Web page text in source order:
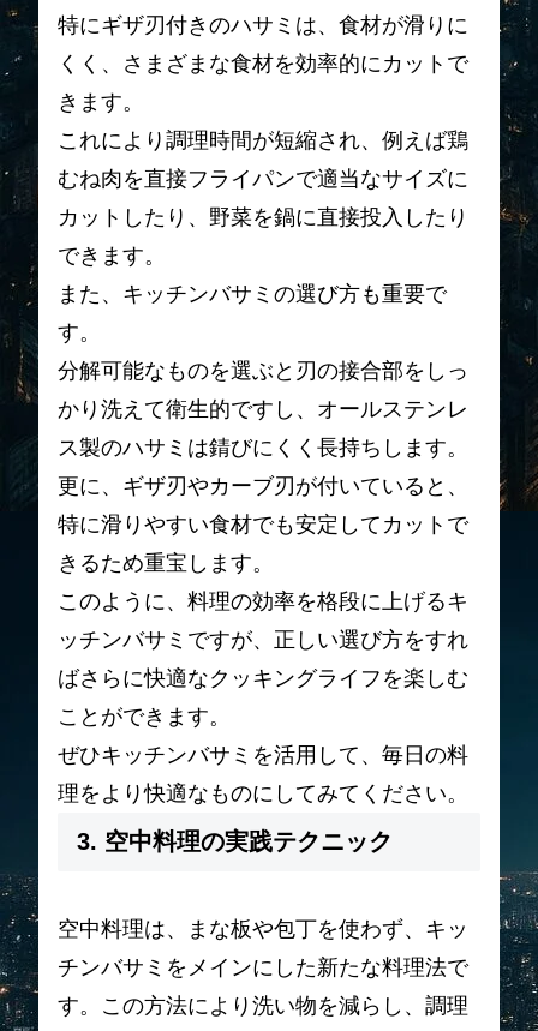
特にギザ刃付きのハサミは、食材が滑りに
くく、さまざまな食材を効率的にカットで
きます。
これにより調理時間が短縮され、例えば鶏
むね肉を直接フライパンで適当なサイズに
カットしたり、野菜を鍋に直接投入したり
できます。
また、キッチンバサミの選び方も重要で
す。
分解可能なものを選ぶと刃の接合部をしっ
かり洗えて衛生的ですし、オールステンレ
ス製のハサミは錆びにくく長持ちします。
更に、ギザ刃やカーブ刃が付いていると、
特に滑りやすい食材でも安定してカットで
きるため重宝します。
このように、料理の効率を格段に上げるキ
ッチンバサミですが、正しい選び方をすれ
ばさらに快適なクッキングライフを楽しむ
ことができます。
ぜひキッチンバサミを活用して、毎日の料
理をより快適なものにしてみてください。
3. 空中料理の実践テクニック
空中料理は、まな板や包丁を使わず、キッ
チンバサミをメインにした新たな料理法で
す。この方法により洗い物を減らし、調理